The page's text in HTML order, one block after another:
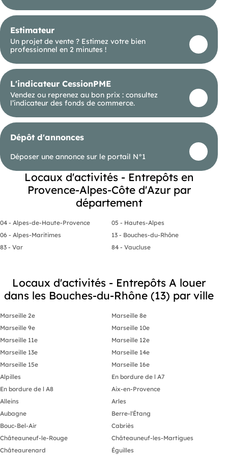
- Provision sur taxe foncière mensuelle : 454 soit 5
- Provision sur charges mensuelle : 504 soit 6 050
annuel,
Estimateur
Un projet de vente ? Estimez votre bien
professionnel en 2 minutes !
L'indicateur CessionPME
Vendez ou reprenez au bon prix : consultez
l’indicateur des fonds de commerce.
Dépôt d'annonces
Déposer une annonce sur le portail N°1
Locaux d'activités - Entrepôts en
Provence-Alpes-Côte d'Azur par
département
04 - Alpes-de-Haute-Provence
05 - Hautes-Alpes
06 - Alpes-Maritimes
13 - Bouches-du-Rhône
83 - Var
84 - Vaucluse
Locaux d'activités - Entrepôts A louer
dans les Bouches-du-Rhône (13) par ville
Marseille 2e
Marseille 8e
Marseille 9e
Marseille 10e
Marseille 11e
Marseille 12e
Marseille 13e
Marseille 14e
Marseille 15e
Marseille 16e
Alpilles
En bordure de l A7
En bordure de l A8
Aix-en-Provence
Alleins
Arles
Aubagne
Berre-l'Étang
Bouc-Bel-Air
Cabriès
Châteauneuf-le-Rouge
Châteauneuf-les-Martigues
Châteaurenard
Éguilles